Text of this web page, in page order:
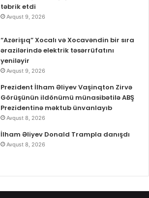
təbrik etdi
Avqust 9, 2026
“Azərişıq” Xocalı və Xocavəndin bir sıra
ərazilərində elektrik təsərrüfatını
yeniləyir
Avqust 9, 2026
Prezident İlham Əliyev Vaşinqton Zirvə
Görüşünün ildönümü münasibətilə ABŞ
Prezidentinə məktub ünvanlayıb
Avqust 8, 2026
İlham Əliyev Donald Trampla danışdı
Avqust 8, 2026